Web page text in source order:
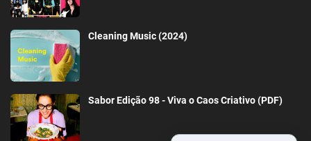
Cleaning Music (2024)
Sabor Edição 98 - Viva o Caos Criativo (PDF)